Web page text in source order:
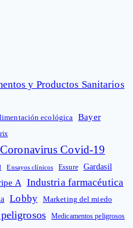
y Productos Sanitarios
ecológica Bayer
Coronavirus Covid-19
Ensayos clínicos Essure Gardasil
A Industria farmacéutica
Lobby Marketing del miedo
Medicamentos peligrosos